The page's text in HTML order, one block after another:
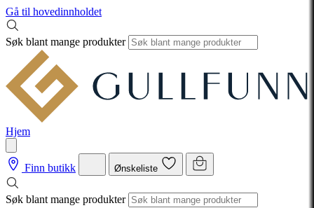
Gå til hovedinnholdet
Søk blant mange produkter
Hjem
Finn butikk Ønskeliste
Søk blant mange produkter